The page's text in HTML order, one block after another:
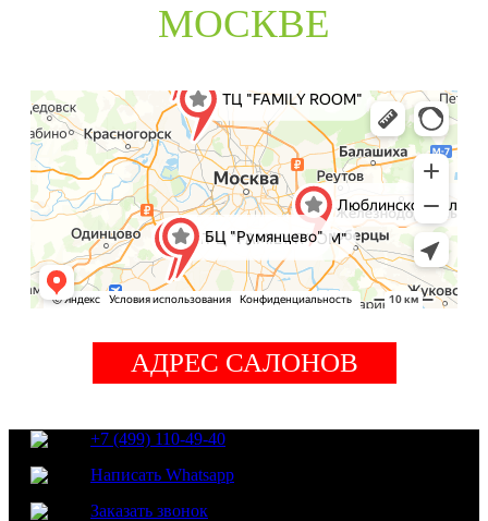
МОСКВЕ
АДРЕС САЛОНОВ
+7 (499) 110-49-40
Написать Whatsapp
Заказать звонок